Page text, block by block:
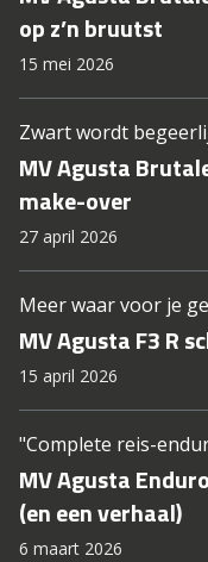
op z’n bruutst
15 mei 2026
Zwart wordt
MV Agusta
make-over
27 april 2026
Meer waar voor je
MV Agusta F3 R
15 april 2026
"Complete reis-
MV Agusta
(en een verhaal)
6 maart 2026